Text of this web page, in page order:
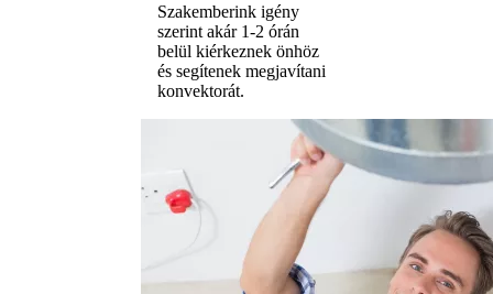
Szakemberink igény
szerint akár 1-2 órán
belül kiérkeznek önhöz
és segítenek megjavítani
konvektorát.